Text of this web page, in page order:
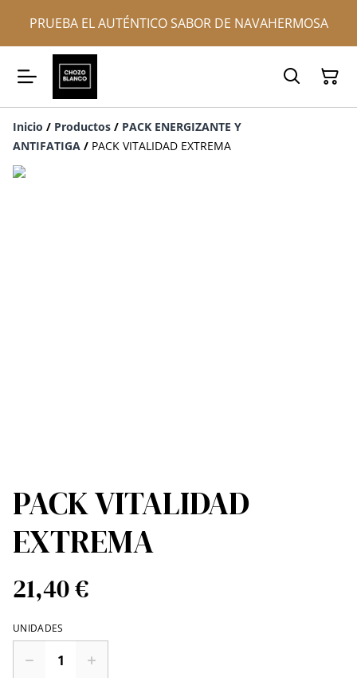
PRUEBA EL AUTÉNTICO SABOR DE NAVAHERMOSA
Inicio / Productos / PACK ENERGIZANTE Y
ANTIFATIGA / PACK VITALIDAD EXTREMA
PACK VITALIDAD
EXTREMA
21,40 €
UNIDADES